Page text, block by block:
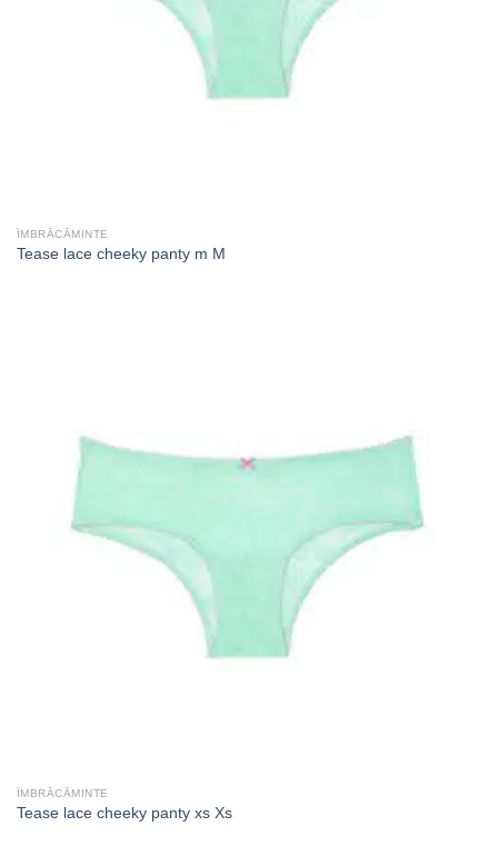
ÎMBRĂCĂMINTE
Tease lace cheeky panty m M
ÎMBRĂCĂMINTE
Tease lace cheeky panty xs Xs